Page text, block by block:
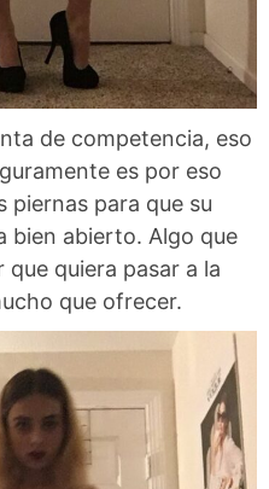
de competencia, eso
es por eso
piernas para que su
bien abierto. Algo que
que quiera pasar a la
que ofrecer.